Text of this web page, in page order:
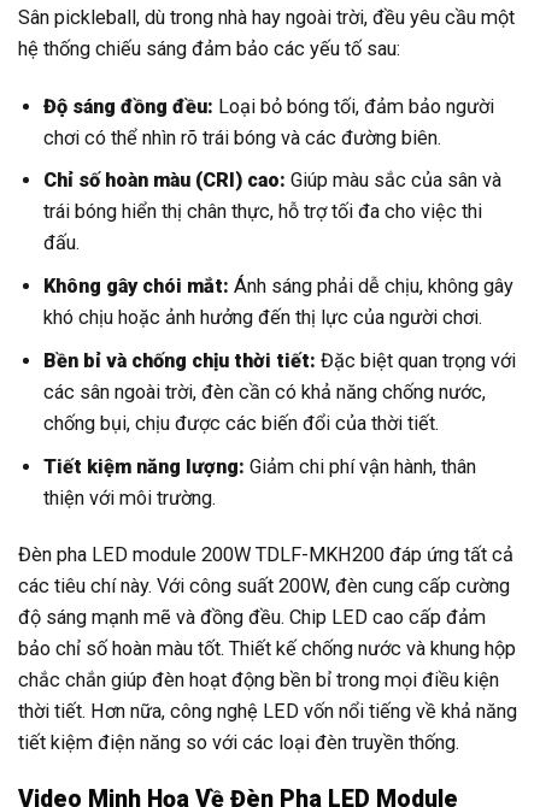
Sân pickleball, dù trong nhà hay ngoài trời, đều yêu cầu một
hệ thống chiếu sáng đảm bảo các yếu tố sau:
Độ sáng đồng đều: Loại bỏ bóng tối, đảm bảo người
chơi có thể nhìn rõ trái bóng và các đường biên.
Chỉ số hoàn màu (CRI) cao: Giúp màu sắc của sân và
trái bóng hiển thị chân thực, hỗ trợ tối đa cho việc thi
đấu.
Không gây chói mắt: Ánh sáng phải dễ chịu, không gây
khó chịu hoặc ảnh hưởng đến thị lực của người chơi.
Bền bỉ và chống chịu thời tiết: Đặc biệt quan trọng với
các sân ngoài trời, đèn cần có khả năng chống nước,
chống bụi, chịu được các biến đổi của thời tiết.
Tiết kiệm năng lượng: Giảm chi phí vận hành, thân
thiện với môi trường.
Đèn pha LED module 200W TDLF-MKH200 đáp ứng tất cả
các tiêu chí này. Với công suất 200W, đèn cung cấp cường
độ sáng mạnh mẽ và đồng đều. Chip LED cao cấp đảm
bảo chỉ số hoàn màu tốt. Thiết kế chống nước và khung hộp
chắc chắn giúp đèn hoạt động bền bỉ trong mọi điều kiện
thời tiết. Hơn nữa, công nghệ LED vốn nổi tiếng về khả năng
tiết kiệm điện năng so với các loại đèn truyền thống.
Video Minh Họa Về Đèn Pha LED Module